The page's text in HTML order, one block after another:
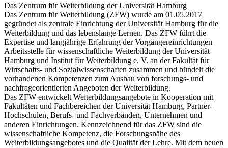
Das Zentrum für Weiterbildung der Universität Hamburg
Das Zentrum für Weiterbildung (ZFW) wurde am 01.05.2017
gegründet als zentrale Einrichtung der Universität Hamburg für die
Weiterbildung und das lebenslange Lernen. Das ZFW führt die
Expertise und langjährige Erfahrung der Vorgängereinrichtungen
Arbeitsstelle für wissenschaftliche Weiterbildung der Universität
Hamburg und Institut für Weiterbildung e. V. an der Fakultät für
Wirtschafts- und Sozialwissenschaften zusammen und bündelt die
vorhandenen Kompetenzen zum Ausbau von forschungs- und
nachfrageorientierten Angeboten der Weiterbildung.
Das ZFW entwickelt Weiterbildungsangebote in Kooperation mit
Fakultäten und Fachbereichen der Universität Hamburg, Partner-
Hochschulen, Berufs- und Fachverbänden, Unternehmen und
anderen Einrichtungen. Kennzeichnend für das ZFW sind die
wissenschaftliche Kompetenz, die Forschungsnähe des
Weiterbildungsangebotes und die Qualität der Lehre. Mit dem neuen